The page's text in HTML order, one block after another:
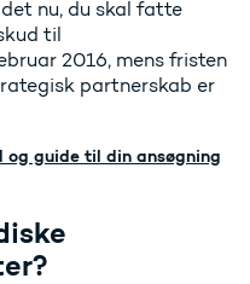
nu, du skal fatte
til
2016, mens fristen
partnerskab er
guide til din ansøgning